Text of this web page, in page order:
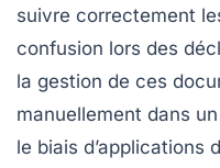
suivre correctement
confusion lors des
la gestion de ces
manuellement dans
le biais d’applications